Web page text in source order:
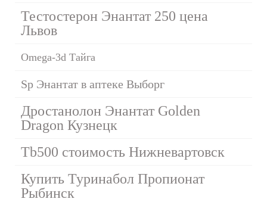
Тестостерон Энантат 250 цена
Львов
Omega-3d Тайга
Sp Энантат в аптеке Выборг
Дростанолон Энантат Golden
Dragon Кузнецк
Tb500 стоимость Нижневартовск
Купить Туринабол Пропионат
Рыбинск